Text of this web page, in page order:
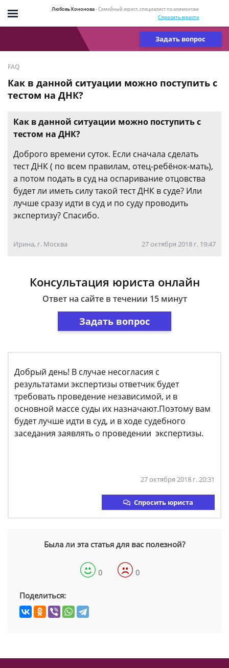
Любовь Кононова- Семейный юрист, специалист по алиментам
Спросить юриста
Задать вопрос
FAQ
Как в данной ситуации можно поступить с
тестом на ДНК?
Как в данной ситуации можно поступить с
тестом на ДНК?
Доброго времени суток. Если сначала сделать
тест ДНК ( по всем правилам, отец-ребёнок-мать),
а потом подать в суд на оспаривание отцовства
будет ли иметь силу такой тест ДНК в суде? Или
лучше сразу идти в суд и по суду проводить
экспертизу? Спасибо.
Ирина, г. Москва 27 октября 2018 г. 19:47
Консультация юриста онлайн
Ответ на сайте в течении 15 минут
Задать вопрос
Добрый день! В случае несогласия с
результатами экспертизы ответчик будет
требовать проведение независимой, и в
основной массе суды их назначают.Поэтому вам
будет лучше идти в суд, и в ходе судебного
заседания заявлять о проведении экспертизы.
27 октября 2018 г. 20:31
Спросить юриста
Была ли эта статья для вас полезной?
0 0
Поделиться: